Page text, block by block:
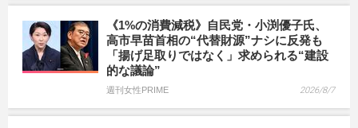
《1%の消費減税》自民党・小渕優子氏、
高市早苗首相の“代替財源”ナシに反発も
「揚げ足取りではなく」求められる“建設
的な議論”
週刊女性PRIME 2026/8/7